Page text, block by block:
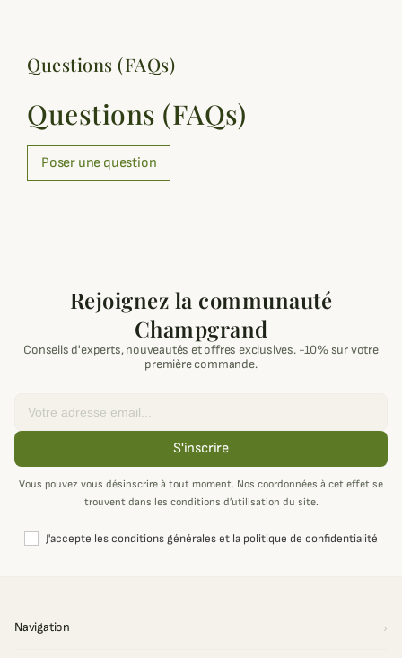
Questions (FAQs)
Questions (FAQs)
Poser une question
Rejoignez la communauté
Champgrand
Conseils d'experts, nouveautés et offres exclusives. -10% sur votre
première commande.
S'inscrire
Vous pouvez vous désinscrire à tout moment. Nos coordonnées à cet effet se
trouvent dans les conditions d’utilisation du site.
J'accepte les conditions générales et la politique de confidentialité
Navigation